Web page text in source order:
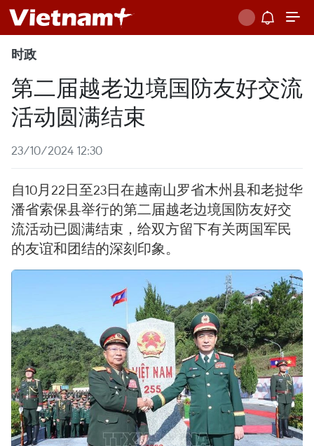
时政
第二届越老边境国防友好交流
活动圆满结束
23/10/2024 12:30
自10月22日至23日在越南山罗省木州县和老挝华
潘省索保县举行的第二届越老边境国防友好交
流活动已圆满结束，给双方留下有关两国军民
的友谊和团结的深刻印象。